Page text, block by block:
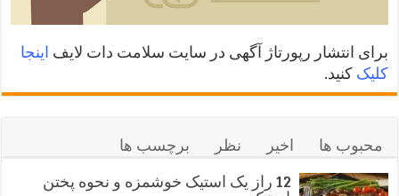
برای انتشار رپورتاژ آگهی در سایت سلامت دات لایف اینجا
کلیک کنید.
محبوب ها اخیر نظر
برچسب ها
12 راز یک استیک خوشمزه و نحوه پختن